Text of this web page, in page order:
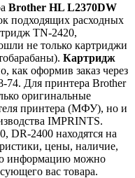
Brother HL L2370DW
подходящих расходных
TN-2420,
не только картриджи
Картридж
как оформив заказ через
74. Для принтера Brother
оригинальные
принтера (МФУ), но и
IMPRINTS.
DR-2400 находятся на
цены, наличие,
информацию можно
вас товара.